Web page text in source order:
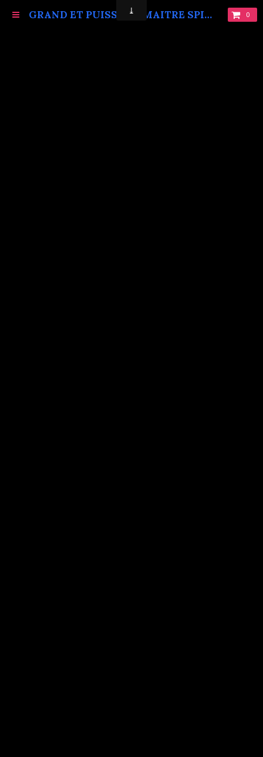
GRAND ET PUISSANT MAITRE SPIRITUEL MARABOUT VAUDOU KOKOUVI.TEL: +229 68619086. 0